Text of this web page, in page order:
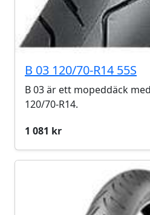
B 03 120/70-R14 55S
B 03 är ett mopeddäck
120/70-R14.
1 081 kr